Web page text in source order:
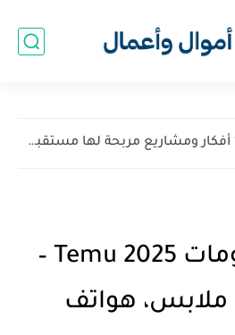
10 أفكار ومشاريع مربحة لها مستقبل في 2026
عروض وخصومات Temu 2025 –
هواتف